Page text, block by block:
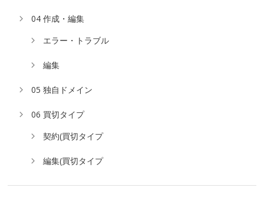
04 作成・編集
エラー・トラブル
編集
05 独自ドメイン
06 買切タイプ
契約(買切タイプ
編集(買切タイプ